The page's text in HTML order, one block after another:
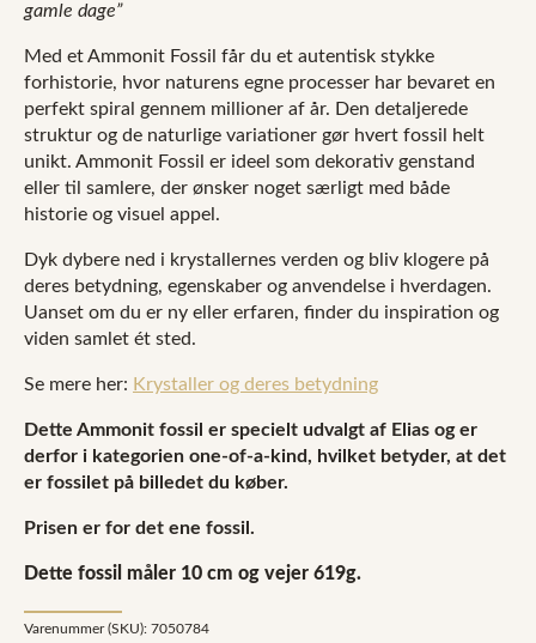
gamle dage”
Med et Ammonit Fossil får du et autentisk stykke
forhistorie, hvor naturens egne processer har bevaret en
perfekt spiral gennem millioner af år. Den detaljerede
struktur og de naturlige variationer gør hvert fossil helt
unikt. Ammonit Fossil er ideel som dekorativ genstand
eller til samlere, der ønsker noget særligt med både
historie og visuel appel.
Dyk dybere ned i krystallernes verden og bliv klogere på
deres betydning, egenskaber og anvendelse i hverdagen.
Uanset om du er ny eller erfaren, finder du inspiration og
viden samlet ét sted.
Se mere her: Krystaller og deres betydning
Dette Ammonit fossil er specielt udvalgt af Elias og er
derfor i kategorien one-of-a-kind, hvilket betyder, at det
er fossilet på billedet du køber.
Prisen er for det ene fossil.
Dette fossil måler 10 cm og vejer 619g.
Varenummer (SKU): 7050784